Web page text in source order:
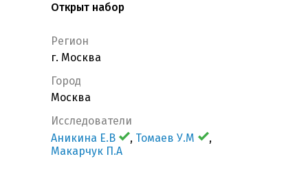
Открыт набор
Регион
г. Москва
Город
Москва
Исследователи
Аникина Е.В
, Томаев У.М
,
Макарчук П.А